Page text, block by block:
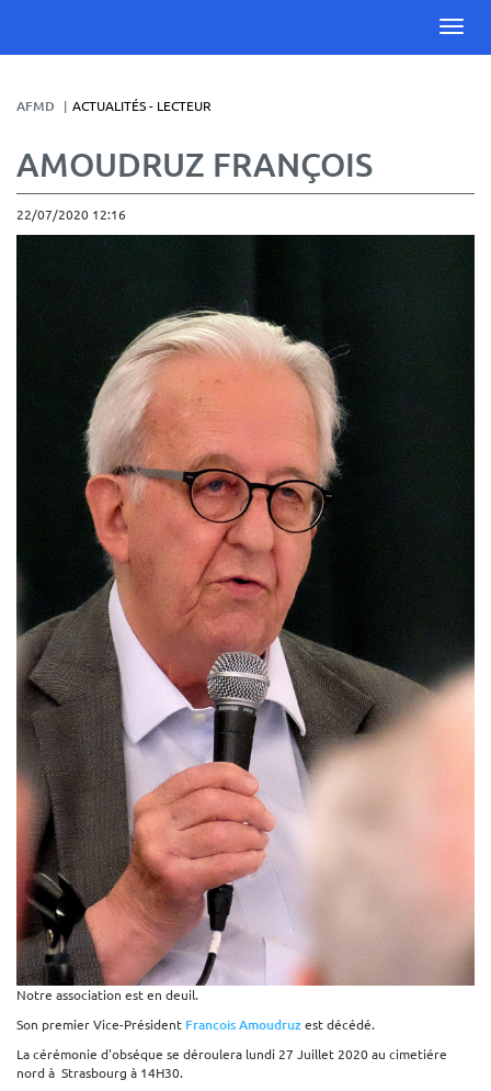
AFMD ACTUALITÉS - LECTEUR
AMOUDRUZ FRANÇOIS
22/07/2020 12:16
Notre association est en deuil.
Son premier Vice-Président Francois Amoudruzest décédé.
La cérémonie d'obséque se déroulera lundi 27 Juillet 2020 au cimetiére
nord à Strasbourg à 14H30.